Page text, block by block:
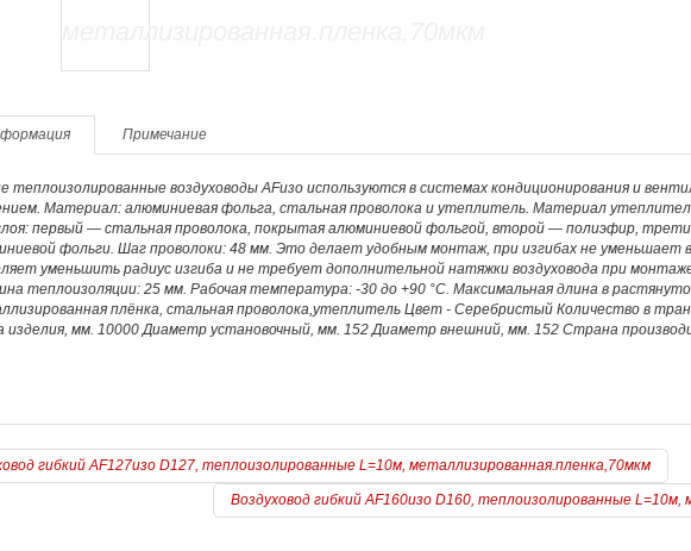
Примечание
теплоизолированные воздуховоды AFизо используются в системах кондиционирования и
Материал: алюминиевая фольга, стальная проволока и утеплитель. Материал
первый — стальная проволока, покрытая алюминиевой фольгой, второй — полиэфир,
фольги. Шаг проволоки: 48 мм. Это делает удобным монтаж, при изгибах не уменьшает
уменьшить радиус изгиба и не требует дополнительной натяжки воздуховода при
теплоизоляции: 25 мм. Рабочая температура: -30 до +90 °С. Максимальная длина в
плёнка, стальная проволока,утеплитель Цвет - Серебристый Количество в
изделия, мм. 10000 Диаметр установочный, мм. 152 Диаметр внешний, мм. 152 Страна
гибкий AF127изо D127, теплоизолированные L=10м, металлизированная.пленка,70мкм
Воздуховод гибкий AF160изо D160, теплоизолированные